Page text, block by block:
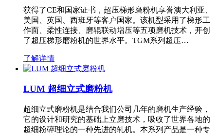
获得了CE和国家证书，超压梯形磨粉机享誉澳大利亚、
美国、英国、西班牙等客户国家。该机型采用了梯形工
作面、柔性连接、磨辊联动增压等五项磨机技术，开创
了超压梯形磨粉机的世界水平。TGM系列超压…
了解详情
LUM 超细立式磨粉机
超细立式磨粉机是结合我们公司几年的磨机生产经验，
它的设计和研究的基础上立磨技术，吸收了世界各地的
超细粉碎理论的一种先进的轧机。本系列产品是一种专